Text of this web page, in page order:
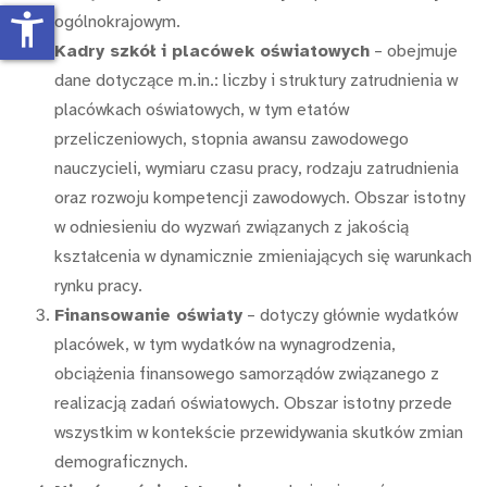
ogólnokrajowym.
Kadry szkół i placówek oświatowych – obejmuje
dane dotyczące m.in.: liczby i struktury zatrudnienia w
placówkach oświatowych, w tym etatów
przeliczeniowych, stopnia awansu zawodowego
nauczycieli, wymiaru czasu pracy, rodzaju zatrudnienia
oraz rozwoju kompetencji zawodowych. Obszar istotny
w odniesieniu do wyzwań związanych z jakością
kształcenia w dynamicznie zmieniających się warunkach
rynku pracy.
Finansowanie oświaty – dotyczy głównie wydatków
placówek, w tym wydatków na wynagrodzenia,
obciążenia finansowego samorządów związanego z
realizacją zadań oświatowych. Obszar istotny przede
wszystkim w kontekście przewidywania skutków zmian
demograficznych.
accessibility_new